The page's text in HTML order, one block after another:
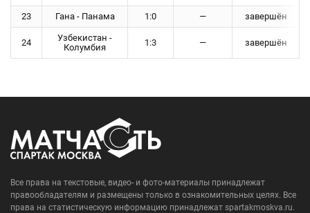
23 Гана - Панама 1:0 — завершён
24
Узбекистан -
Колумбия
1:3 — завершён
Все права на текстовые, видео- и фото-материалы принадлежат
правообладателям и размещены только в ознакомительных целях. Все
права на статистическую информацию принадлежат spartakmoskva.ru.